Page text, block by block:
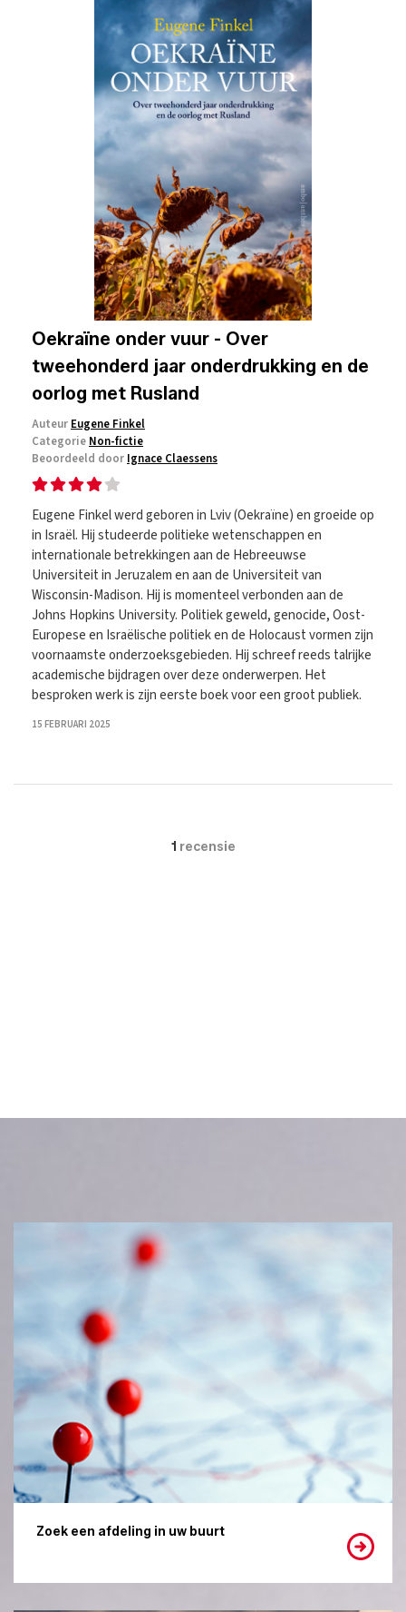
Oekraïne onder vuur - Over
tweehonderd jaar onderdrukking en de
oorlog met Rusland
Auteur Eugene Finkel
Categorie Non-fictie
Beoordeeld door Ignace Claessens
Eugene Finkel werd geboren in Lviv (Oekraïne) en groeide op
in Israël. Hij studeerde politieke wetenschappen en
internationale betrekkingen aan de Hebreeuwse
Universiteit in Jeruzalem en aan de Universiteit van
Wisconsin-Madison. Hij is momenteel verbonden aan de
Johns Hopkins University. Politiek geweld, genocide, Oost-
Europese en Israëlische politiek en de Holocaust vormen zijn
voornaamste onderzoeksgebieden. Hij schreef reeds talrijke
academische bijdragen over deze onderwerpen. Het
besproken werk is zijn eerste boek voor een groot publiek.
15 FEBRUARI 2025
1 recensie
Zoek een afdeling in uw buurt